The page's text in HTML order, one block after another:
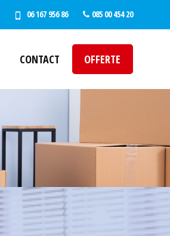
06 167 956 86 085 00 454 20
CONTACT OFFERTE